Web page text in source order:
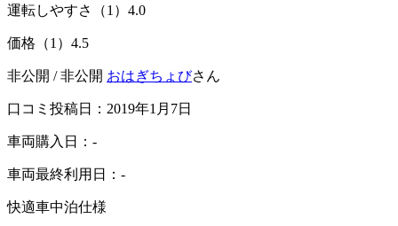
運転しやすさ（1） 4.0
価格（1） 4.5
非公開 / 非公開 おはぎちょびさん
口コミ投稿日：2019年1月7日
車両購入日：-
車両最終利用日：-
快適車中泊仕様